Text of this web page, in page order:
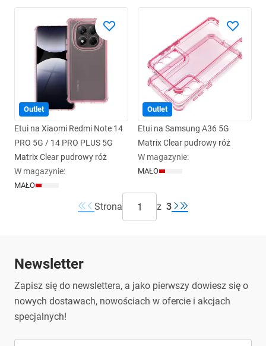
Outlet
Etui na Xiaomi Redmi Note 14
PRO 5G / 14 PRO PLUS 5G
Matrix Clear pudrowy róż
W magazynie:
MAŁO
Outlet
Etui na Samsung A36 5G
Matrix Clear pudrowy róż
W magazynie:
MAŁO
Strona z 3
Newsletter
Zapisz się do newslettera, a jako pierwszy dowiesz się o
nowych dostawach, nowościach w ofercie i akcjach
specjalnych!